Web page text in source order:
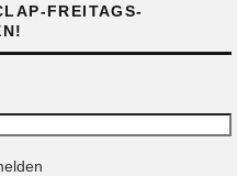
FREITAGS-